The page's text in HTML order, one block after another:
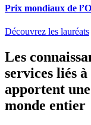
Prix mondiaux de
Découvrez les lauréats
Les
services liés
apportent
monde entier